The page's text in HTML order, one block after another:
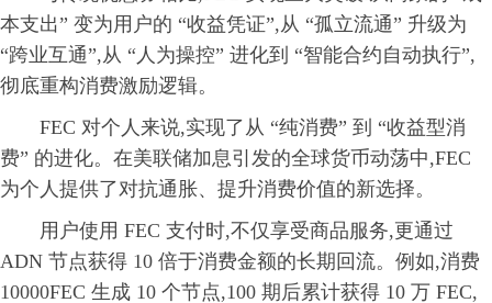
本支出” 变为用户的 “收益凭证”,从 “孤立流通” 升级为
“跨业互通”,从 “人为操控” 进化到 “智能合约自动执行”,
彻底重构消费激励逻辑。
FEC 对个人来说,实现了从 “纯消费” 到 “收益型消
费” 的进化。在美联储加息引发的全球货币动荡中,FEC
为个人提供了对抗通胀、提升消费价值的新选择。
用户使用 FEC 支付时,不仅享受商品服务,更通过
ADN 节点获得 10 倍于消费金额的长期回流。例如,消费
10000FEC 生成 10 个节点,100 期后累计获得 10 万 FEC,